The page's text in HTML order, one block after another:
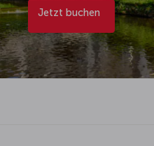
Jetzt buchen